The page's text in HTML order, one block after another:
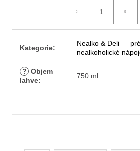
Kategorie:
Nealko & Deli —
nealkoholické
? Objem
lahve:
750 ml